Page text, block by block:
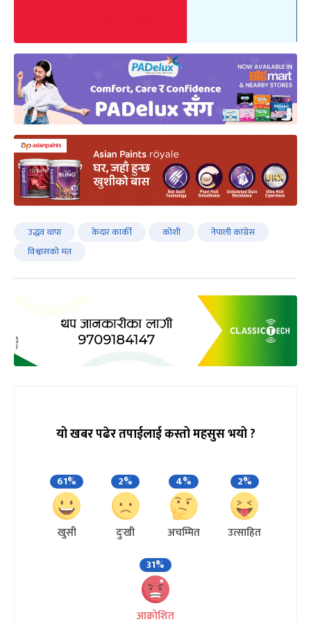
उद्धव थापा केदार कार्की कोशी
नेपाली कांग्रेस
विश्वासको मत
यो खबर पढेर तपाईलाई कस्तो महसुस भयो ?
61%
खुसी
2%
दुःखी
4%
अचम्मित
2%
उत्साहित
31%
आक्रोशित